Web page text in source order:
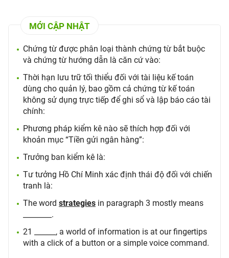
MỚI CẬP NHẬT
Chứng từ được phân loại thành chứng từ bắt buộc
và chứng từ hướng dẫn là căn cứ vào:
Thời hạn lưu trữ tối thiểu đối với tài liệu kế toán
dùng cho quản lý, bao gồm cả chứng từ kế toán
không sử dụng trực tiếp để ghi sổ và lập báo cáo tài
chính:
Phương pháp kiểm kê nào sẽ thích hợp đối với
khoản mục “Tiền gửi ngân hàng”:
Trưởng ban kiểm kê là:
Tư tưởng Hồ Chí Minh xác định thái độ đối với chiến
tranh là:
The word strategies in paragraph 3 mostly means
________.
21 ______, a world of information is at our fingertips
with a click of a button or a simple voice command.